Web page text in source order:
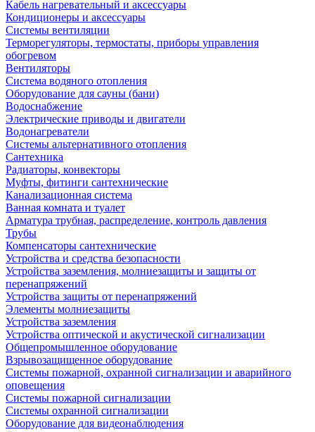
Кабель нагревательный и аксессуары
Кондиционеры и аксессуары
Системы вентиляции
Терморегуляторы, термостаты, приборы управления
обогревом
Вентиляторы
Система водяного отопления
Оборудование для сауны (бани)
Водоснабжение
Электрические приводы и двигатели
Водонагреватели
Системы альтернативного отопления
Сантехника
Радиаторы, конвекторы
Муфты, фитинги сантехнические
Канализационная система
Ванная комната и туалет
Арматура трубная, распределение, контроль давления
Трубы
Компенсаторы сантехнические
Устройства и средства безопасности
Устройства заземления, молниезащиты и защиты от
перенапряжений
Устройства защиты от перенапряжений
Элементы молниезащиты
Устройства заземления
Устройства оптической и акустической сигнализации
Общепромышленное оборудование
Взрывозащищенное оборудование
Системы пожарной, охранной сигнализации и аварийного
оповещения
Системы пожарной сигнализации
Системы охранной сигнализации
Оборудование для видеонаблюдения